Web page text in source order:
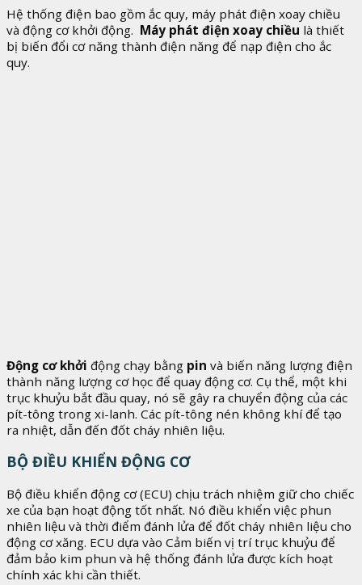
Hệ thống điện bao gồm ắc quy, máy phát điện xoay chiều
và động cơ khởi động. Máy phát điện xoay chiều là thiết
bị biến đổi cơ năng thành điện năng để nạp điện cho ắc
quy.
Động cơ khởi động chạy bằng pin và biến năng lượng điện
thành năng lượng cơ học để quay động cơ. Cụ thể, một khi
trục khuỷu bắt đầu quay, nó sẽ gây ra chuyển động của các
pít-tông trong xi-lanh. Các pít-tông nén không khí để tạo
ra nhiệt, dẫn đến đốt cháy nhiên liệu.
BỘ ĐIỀU KHIỂN ĐỘNG CƠ
Bộ điều khiển động cơ (ECU) chịu trách nhiệm giữ cho chiếc
xe của bạn hoạt động tốt nhất. Nó điều khiển việc phun
nhiên liệu và thời điểm đánh lửa để đốt cháy nhiên liệu cho
động cơ xăng. ECU dựa vào Cảm biến vị trí trục khuỷu để
đảm bảo kim phun và hệ thống đánh lửa được kích hoạt
chính xác khi cần thiết.